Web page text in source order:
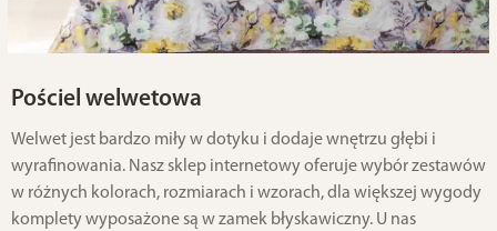
Pościel welwetowa
Welwet jest bardzo miły w dotyku i dodaje wnętrzu głębi i
wyrafinowania. Nasz sklep internetowy oferuje wybór zestawów
w różnych kolorach, rozmiarach i wzorach, dla większej wygody
komplety wyposażone są w zamek błyskawiczny. U nas